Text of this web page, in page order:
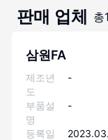
판매 업체 총1
삼원FA
제조년
도
-
부품설
명
-
등록일